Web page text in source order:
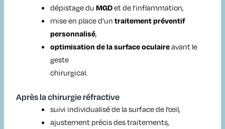
dépistage duMGDet de l’inflammation,
mise en place d’untraitement préventif
personnalisé,
optimisation de la surface oculaireavant le
geste
chirurgical.
Après la chirurgie réfractive
suivi individualisé de la surface de l’œil,
ajustement précis des traitements,